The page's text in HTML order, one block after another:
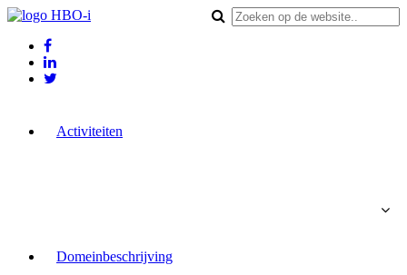
Activiteiten
Domeinbeschrijving